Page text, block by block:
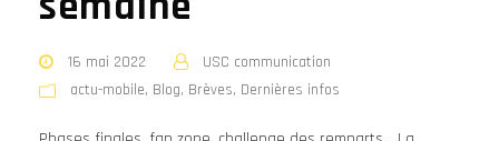
16 mai 2022
USC communication
actu-mobile, Blog, Brèves, Dernières infos